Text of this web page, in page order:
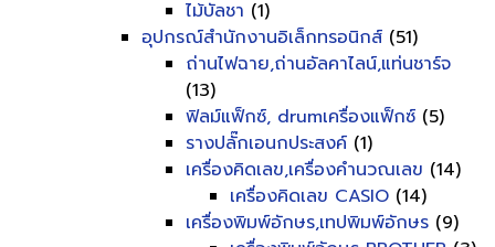
ไม้บัลชา (1)
อุปกรณ์สำนักงานอิเล็กทรอนิกส์ (51)
ถ่านไฟฉาย,ถ่านอัลคาไลน์,แท่นชาร์จ
(13)
ฟิลม์แฟ็กซ์, drumเครื่องแฟ็กซ์ (5)
รางปลั๊กเอนกประสงค์ (1)
เครื่องคิดเลข,เครื่องคำนวณเลข (14)
เครื่องคิดเลข CASIO (14)
เครื่องพิมพ์อักษร,เทปพิมพ์อักษร (9)